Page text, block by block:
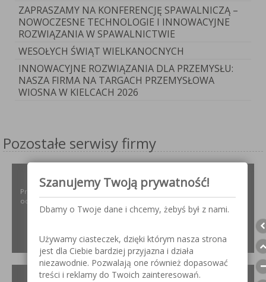
ZAPRASZAMY NA KONFERENCJĘ SPAWALNICZĄ –
NOWOCZESNE TECHNOLOGIE I INNOWACYJNE
ROZWIĄZANIA W SPAWALNICTWIE
WESOŁYCH ŚWIĄT WIELKANOCNYCH
INNOWACYJNE ROZWIĄZANIA DLA PRZEMYSŁU:
NASZA FIRMA NA TARGACH PRZEMYSŁOWA
WIOSNA W KIELCACH 2026
Pozostałe serwisy firmy
Projektowanie i dobór, montaż, serwis instalacji i urządzeń
odpylających dla różnych gałęzi przemysłu.
ZOBACZ
SZLIFOWANIE.INFO
Szanujemy Twoją prywatność!
Dbamy o Twoje dane i chcemy, żebyś był z nami.
Używamy ciasteczek, dzięki którym nasza strona
jest dla Ciebie bardziej przyjazna i działa
niezawodnie. Pozwalają one również dopasować
treści i reklamy do Twoich zainteresowań.